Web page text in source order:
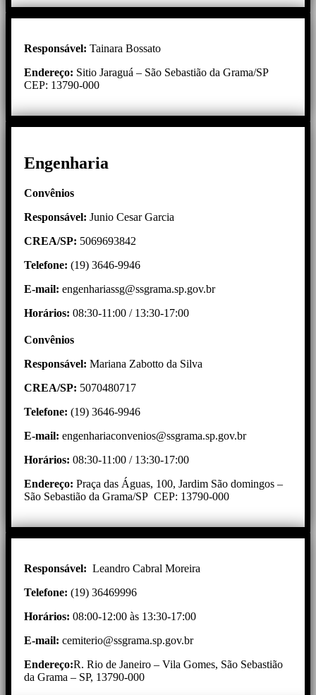
Responsável: Tainara Bossato
Endereço: Sitio Jaraguá – São Sebastião da Grama/SP
CEP: 13790-000
Engenharia
Convênios
Responsável: Junio Cesar Garcia
CREA/SP: 5069693842
Telefone: (19) 3646-9946
E-mail: engenhariassg@ssgrama.sp.gov.br
Horários: 08:30-11:00 / 13:30-17:00
Convênios
Responsável: Mariana Zabotto da Silva
CREA/SP: 5070480717
Telefone: (19) 3646-9946
E-mail: engenhariaconvenios@ssgrama.sp.gov.br
Horários: 08:30-11:00 / 13:30-17:00
Endereço: Praça das Águas, 100, Jardim São domingos –
São Sebastião da Grama/SP CEP: 13790-000
Responsável: Leandro Cabral Moreira
Telefone: (19) 36469996
Horários: 08:00-12:00 às 13:30-17:00
E-mail: cemiterio@ssgrama.sp.gov.br
Endereço:R. Rio de Janeiro – Vila Gomes, São Sebastião
da Grama – SP, 13790-000